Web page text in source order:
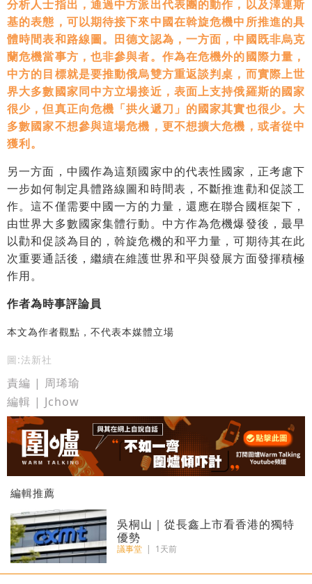
分析人士指出，通過中方派出代表團的動作，以及澤連斯
基的表態，可以期待接下來中國在斡旋危機中所推進的具
體時間表和路線圖。田德文認為，一方面，中國既非烏克
蘭危機當事方，也非參與者。作為在危機外的國際力量，
中方的目標就是要推動俄烏雙方重返談判桌，而實際上世
界大多數國家同中方立場接近，表面上支持俄羅斯的國家
很少，但真正向危機 「拱火遞刀」 的國家其實也很少。大
多數國家不想參與這場危機，更不想擴大危機，或者從中
獲利。
另一方面，中國作為這類國家中的代表性國家，正考慮下
一步如何制定具體路線圖和時間表，不斷推進勸和促談工
作。這不僅需要中國一方的力量，還應在聯合國框架下，
由世界大多數國家集體行動。中方作為危機爆發後，最早
以勸和促談為目的，斡旋危機的和平力量，可期待其在此
次重要通話後，繼續在維護世界和平與發展方面發揮積極
作用。
作者為時事評論員
本文為作者觀點，不代表本媒體立場
圖:法新社
責編 | 周琋瑜
編輯 | Jchow
編輯推薦
吳桐山｜從長鑫上市看香港的獨特
優勢
議事堂 | 1天前